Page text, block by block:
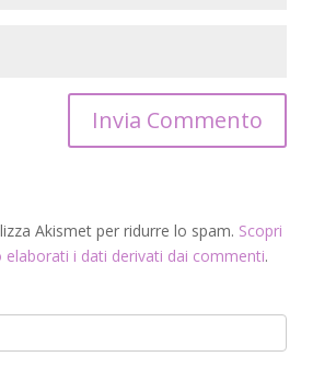
Akismet per ridurre lo spam. Scopri
elaborati i dati derivati dai commenti.